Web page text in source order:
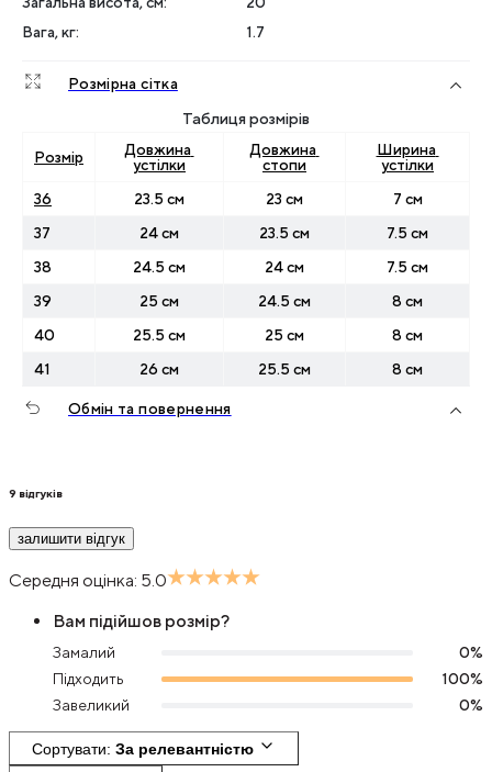
Вага, кг: 1.7
Розмірна сітка
Розмір
Довжина
устілки
Довжина
стопи
Ширина
устілки
36
23.5 см 23 см
7 см
37
24 см 23.5 см
7.5 см
38
24.5 см 24 см
7.5 см
39
25 см 24.5 см
8 см
40
25.5 см 25 см
8 см
41
26 см 25.5 см 8 см
Таблиця розмірів
Обмін та повернення
9 відгуків
залишити відгук
Середня оцінка: 5.0
Вам підійшов розмір?
Замалий 0%
Підходить
100%
Завеликий
0%
Сортувати За релевантністю